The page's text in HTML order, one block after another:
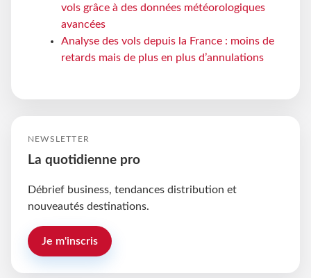
vols grâce à des données météorologiques
avancées
Analyse des vols depuis la France : moins de
retards mais de plus en plus d’annulations
NEWSLETTER
La quotidienne pro
Débrief business, tendances distribution et
nouveautés destinations.
Je m'inscris